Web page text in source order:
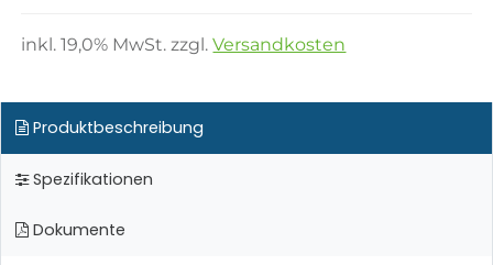
inkl.19,0% MwSt. zzgl.Versandkosten
Produktbeschreibung
Spezifikationen
Dokumente